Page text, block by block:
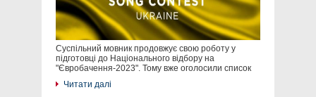
Суспільний мовник продовжує свою роботу у
підготовці до Національного відбору на
"Євробачення-2023". Тому вже оголосили список
Читати далі